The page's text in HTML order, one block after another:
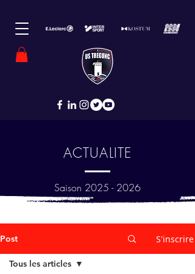
ACTUALITE
Saison 2025 - 2026
Post S'inscrire
Tous les articles